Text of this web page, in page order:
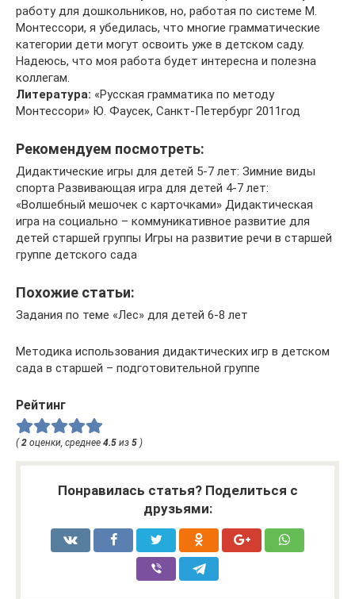
работу для дошкольников, но, работая по системе М.
Монтессори, я убедилась, что многие грамматические
категории дети могут освоить уже в детском саду.
Надеюсь, что моя работа будет интересна и полезна
коллегам.
Литература: «Русская грамматика по методу
Монтессори» Ю. Фаусек, Санкт-Петербург 2011год
Рекомендуем посмотреть:
Дидактические игры для детей 5-7 лет: Зимние виды
спорта Развивающая игра для детей 4-7 лет:
«Волшебный мешочек с карточками» Дидактическая
игра на социально – коммуникативное развитие для
детей старшей группы Игры на развитие речи в старшей
группе детского сада
Похожие статьи:
Задания по теме «Лес» для детей 6-8 лет
Методика использования дидактических игр в детском
сада в старшей – подготовительной группе
Рейтинг
(2 оценки, среднее 4.5 из 5 )
Понравилась статья? Поделиться с
друзьями: